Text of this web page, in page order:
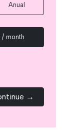
Anual
month
→